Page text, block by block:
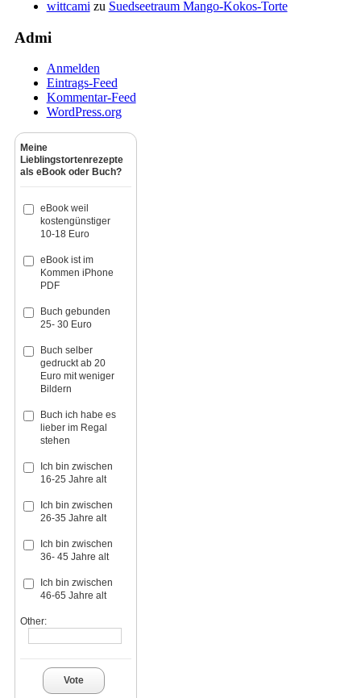
wittcami zu Suedseetraum Mango-Kokos-Torte
Admi
Anmelden
Eintrags-Feed
Kommentar-Feed
WordPress.org
Meine
Lieblingstortenrezepte
als eBook oder Buch?
eBook weil
kostengünstiger
10-18 Euro
eBook ist im
Kommen iPhone
PDF
Buch gebunden
25- 30 Euro
Buch selber
gedruckt ab 20
Euro mit weniger
Bildern
Buch ich habe es
lieber im Regal
stehen
Ich bin zwischen
16-25 Jahre alt
Ich bin zwischen
26-35 Jahre alt
Ich bin zwischen
36- 45 Jahre alt
Ich bin zwischen
46-65 Jahre alt
Other:
Vote